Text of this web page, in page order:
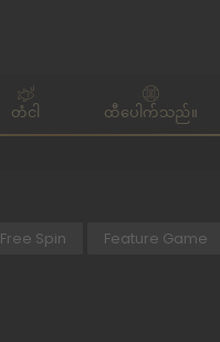
တံငါ ထီပေါက်သည်။
Free Spin Feature Game